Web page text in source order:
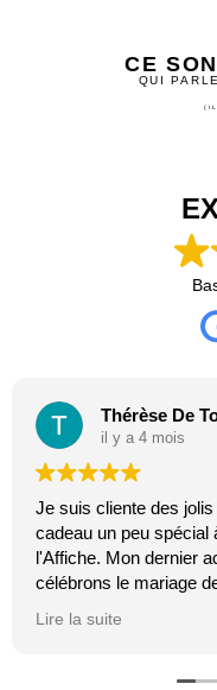
CE
QUI
Thérèse De
il y a 4 mois
Je suis cliente des
cadeau un peu spécial
l'Affiche. Mon dernier
célébrons le mariage
Lire la suite